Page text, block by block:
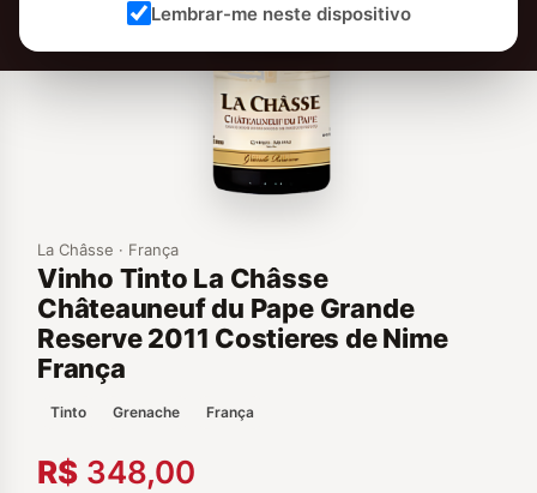
Lembrar-me neste dispositivo
La Châsse · França
Vinho Tinto La Châsse
Châteauneuf du Pape Grande
Reserve 2011 Costieres de Nime
França
Tinto Grenache França
R$ 348,00